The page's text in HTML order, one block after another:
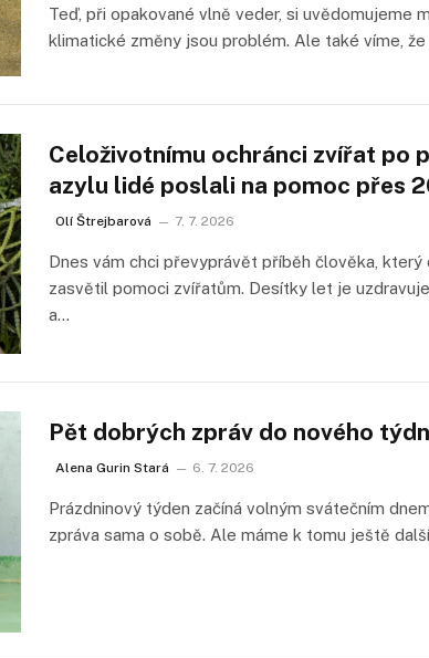
Teď, při opakované vlně veder, si uvědomujeme
klimatické změny jsou problém. Ale také víme,
Celoživotnímu ochránci zvířat po
azylu lidé poslali na pomoc přes
Olí Štrejbarová 7. 7. 2026
Dnes vám chci převyprávět příběh člověka, který
zasvětil pomoci zvířatům. Desítky let je
a…
Pět dobrých zpráv do nového
Alena Gurin Stará 6. 7. 2026
Prázdninový týden začíná volným svátečním
zpráva sama o sobě. Ale máme k tomu ještě